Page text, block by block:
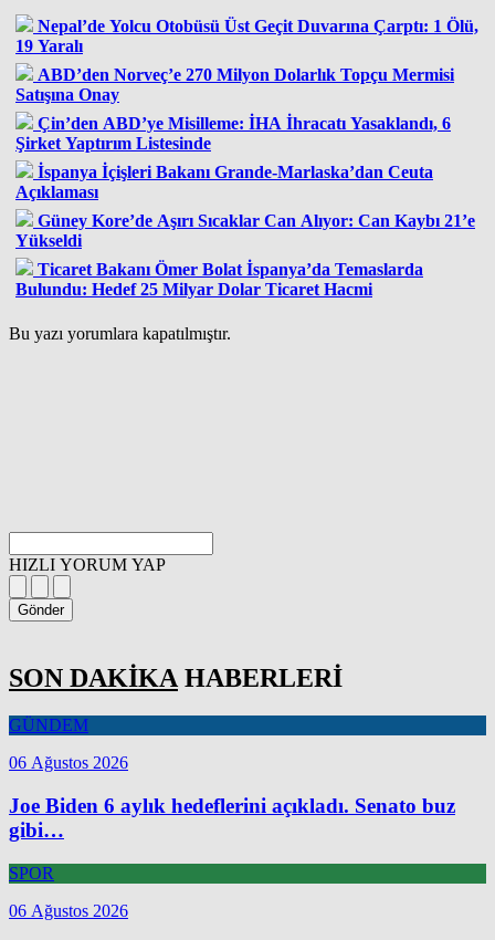
Nepal’de Yolcu Otobüsü Üst Geçit Duvarına Çarptı: 1 Ölü,
19 Yaralı
ABD’den Norveç’e 270 Milyon Dolarlık Topçu Mermisi
Satışına Onay
Çin’den ABD’ye Misilleme: İHA İhracatı Yasaklandı, 6
Şirket Yaptırım Listesinde
İspanya İçişleri Bakanı Grande-Marlaska’dan Ceuta
Açıklaması
Güney Kore’de Aşırı Sıcaklar Can Alıyor: Can Kaybı 21’e
Yükseldi
Ticaret Bakanı Ömer Bolat İspanya’da Temaslarda
Bulundu: Hedef 25 Milyar Dolar Ticaret Hacmi
Bu yazı yorumlara kapatılmıştır.
HIZLI YORUM YAP
Gönder
SON DAKİKA HABERLERİ
GÜNDEM
06 Ağustos 2026
Joe Biden 6 aylık hedeflerini açıkladı. Senato buz
gibi…
SPOR
06 Ağustos 2026